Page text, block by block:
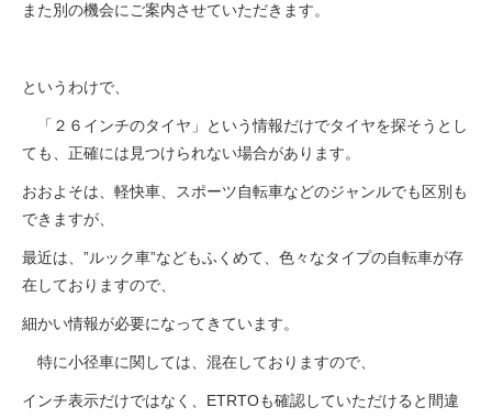
また別の機会にご案内させていただきます。
というわけで、
「２６インチのタイヤ」という情報だけでタイヤを探そうとし
ても、正確には見つけられない場合があります。
おおよそは、軽快車、スポーツ自転車などのジャンルでも区別も
できますが、
最近は、”ルック車”などもふくめて、色々なタイプの自転車が存
在しておりますので、
細かい情報が必要になってきています。
特に小径車に関しては、混在しておりますので、
インチ表示だけではなく、ETRTOも確認していただけると間違